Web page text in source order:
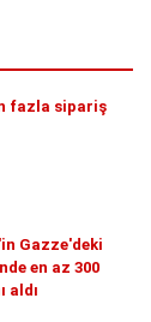
fazla sipariş
Gazze'deki
en az 300
aldı